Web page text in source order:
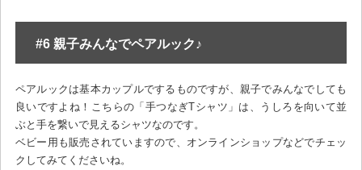
#6 親子みんなでペアルック♪
ペアルックは基本カップルでするものですが、親子でみんなでしても
良いですよね！こちらの「手つなぎTシャツ」は、うしろを向いて並
ぶと手を繋いで見えるシャツなのです。
ベビー用も販売されていますので、オンラインショップなどでチェッ
クしてみてくださいね。